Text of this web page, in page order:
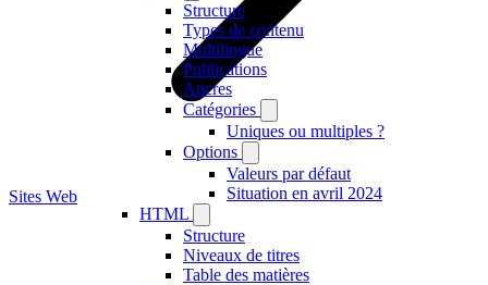
Structure
Types de contenu
Multilingue
Publications
Ancres
Catégories
Uniques ou multiples ?
Options
Valeurs par défaut
Situation en avril 2024
HTML
Structure
Niveaux de titres
Table des matières
Sites Web